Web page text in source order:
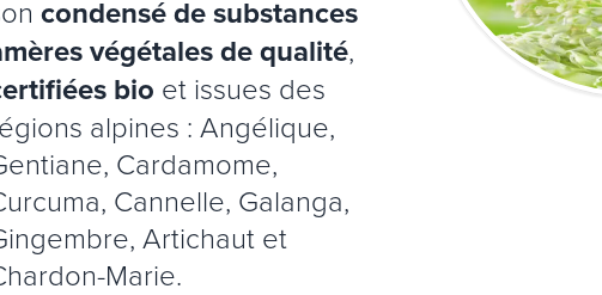
condensé de substances
végétales de qualité,
bio et issues des
alpines : Angélique,
Cardamome,
Cannelle, Galanga,
Artichaut et
Marie.